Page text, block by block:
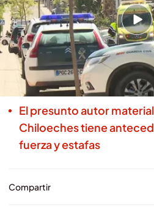
La joven fue asesinada a
padres en su casa de
Tres personas fueron
dos de las cuales están
El presunto autor
Chiloeches tiene
fuerza y estafas
Compartir